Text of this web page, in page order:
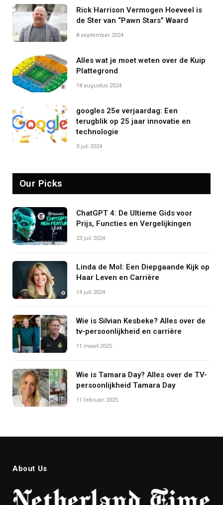
Rick Harrison Vermogen Hoeveel is
de Ster van “Pawn Stars” Waard
8 september 2024
Alles wat je moet weten over de Kuip
Plattegrond
18 augustus 2024
googles 25e verjaardag: Een
terugblik op 25 jaar innovatie en
technologie
3 juli 2024
Our Picks
ChatGPT 4: De Ultieme Gids voor
Prijs, Functies en Vergelijkingen
23 juli 2024
Linda de Mol: Een Diepgaande Kijk op
Haar Leven en Carrière
14 juli 2024
Wie is Silvian Kesbeke? Alles over de
tv-persoonlijkheid en carrière
11 maart 2025
Wie is Tamara Day? Alles over de TV-
persoonlijkheid Tamara Day
11 februari 2025
About Us